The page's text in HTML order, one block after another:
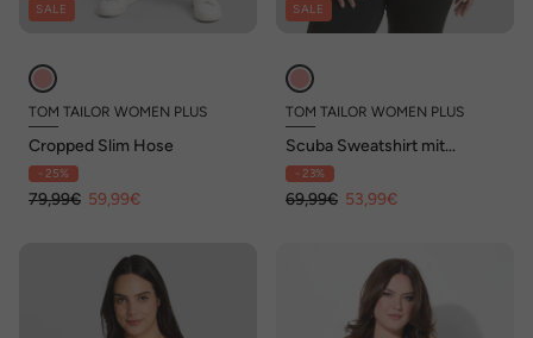
SALE
TOM TAILOR WOMEN PLUS
Cropped Slim Hose
- 25%
79,99€ 59,99€
SALE
TOM TAILOR WOMEN PLUS
Scuba Sweatshirt mit
Strasssteinen
- 23%
69,99€ 53,99€